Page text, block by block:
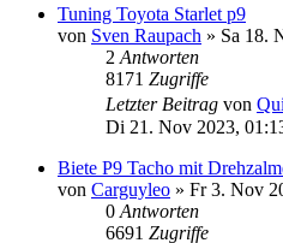
Tuning Toyota Starlet p9
von Sven Raupach » Sa 18.
2 Antworten
8171 Zugriffe
Letzter Beitrag von
Di 21. Nov 2023,
Biete P9 Tacho mit
von Carguyleo » Fr 3. Nov
0 Antworten
6691 Zugriffe